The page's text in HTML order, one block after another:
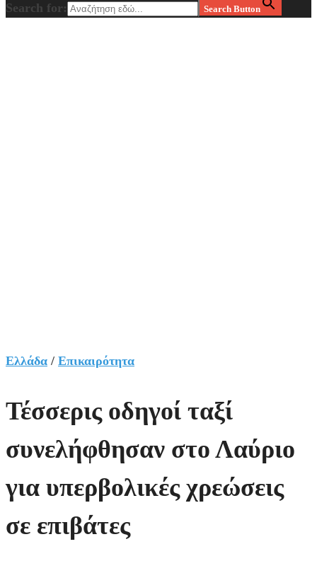
Search for: Search Button
Ελλάδα / Επικαιρότητα
Τέσσερις οδηγοί ταξί
συνελήφθησαν στο Λαύριο
για υπερβολικές χρεώσεις
σε επιβάτες